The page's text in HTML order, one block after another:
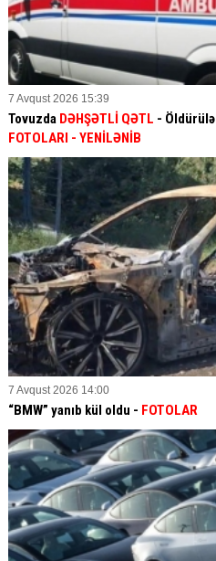
7 Avqust 2026 15:39
Tovuzda DƏHŞƏTLİ QƏTL -
FOTOLARI - YENİLƏNİB
7 Avqust 2026 14:00
“BMW” yanıb kül oldu - FOTOLAR